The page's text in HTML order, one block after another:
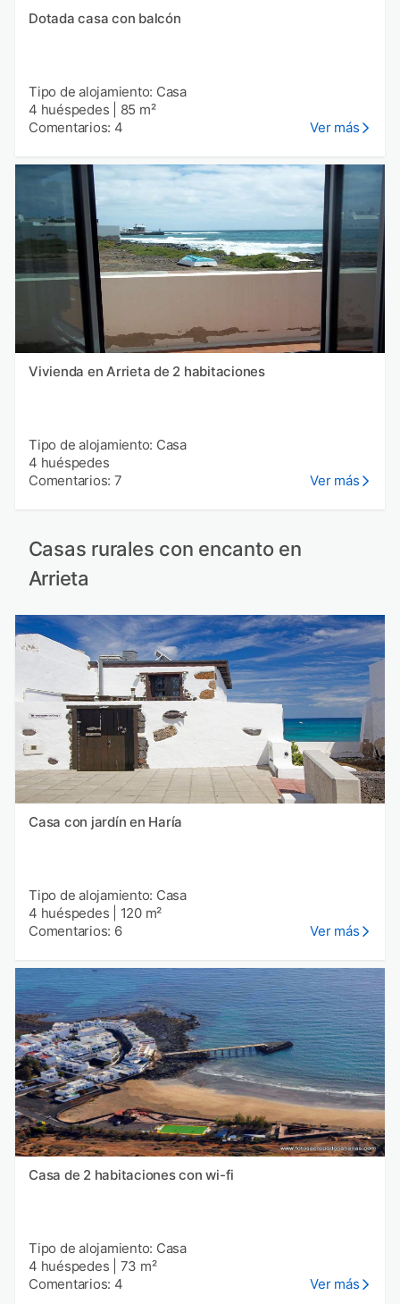
Dotada casa con balcón
Tipo de alojamiento: Casa
4 huéspedes
85 m²
Comentarios: 4
Ver más
Vivienda en Arrieta de 2 habitaciones
Tipo de alojamiento: Casa
4 huéspedes
Comentarios: 7
Ver más
Casas rurales con encanto en
Arrieta
Casa con jardín en Haría
Tipo de alojamiento: Casa
4 huéspedes
120 m²
Comentarios: 6
Ver más
Casa de 2 habitaciones con wi-fi
Tipo de alojamiento: Casa
4 huéspedes
73 m²
Comentarios: 4
Ver más